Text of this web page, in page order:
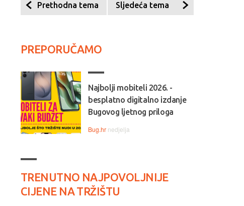
Prethodna tema Sljedeća tema
PREPORUČAMO
Najbolji mobiteli 2026. -
besplatno digitalno izdanje
Bugovog ljetnog priloga
Bug.hr nedjelja
TRENUTNO NAJPOVOLJNIJE
CIJENE NA TRŽIŠTU